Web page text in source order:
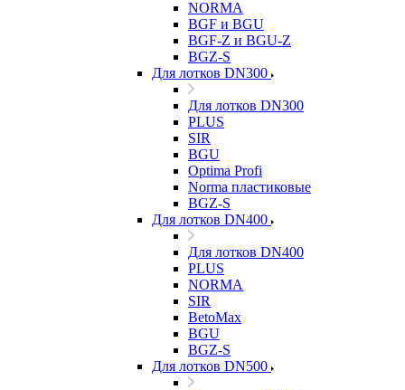
NORMA
BGF и BGU
BGF-Z и BGU-Z
BGZ-S
Для лотков DN300
Для лотков DN300
PLUS
SIR
BGU
Optima Profi
Norma пластиковые
BGZ-S
Для лотков DN400
Для лотков DN400
PLUS
NORMA
SIR
BetoMax
BGU
BGZ-S
Для лотков DN500